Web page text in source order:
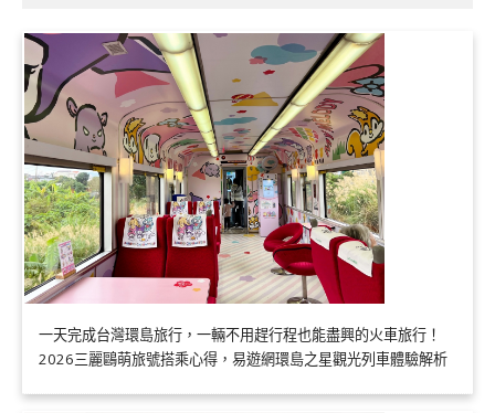
一天完成台灣環島旅行，一輛不用趕行程也能盡興的火車旅行！
2026三麗鷗萌旅號搭乘心得，易遊網環島之星觀光列車體驗解析